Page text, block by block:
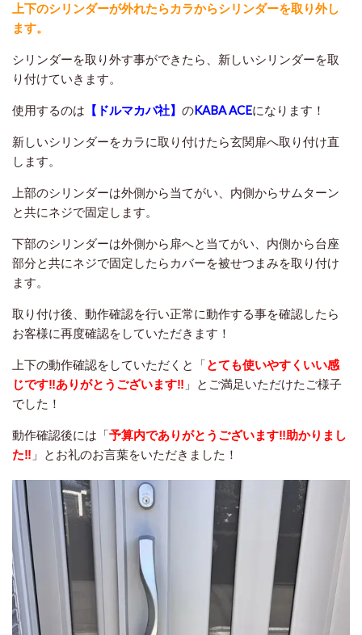
上下のシリンダーが外れたらカラからシリンダーを取り外し
ます。
シリンダーを取り外す事ができたら、新しいシリンダーを取
り付けていきます。
使用するのは 【ドルマカバ社】 のKABA ACEになります！
新しいシリンダーをカラに取り付けたら玄関扉へ取り付け直
します。
上部のシリンダーは外側から当てがい、内側からサムターン
と共にネジで固定します。
下部のシリンダーは外側から扉へと当てがい、内側から台座
部分と共にネジで固定したらカバーを被せつまみを取り付け
ます。
取り付け後、動作確認を行い正常に動作する事を確認したら
お客様に再度確認をしていただきます！
上下の動作確認をしていただくと「とても使いやすくいい感
じです‼︎ありがとうございます‼︎ 」とご満足いただけたご様子
でした！
動作確認後には「予算内でありがとうございます‼︎助かりまし
た‼︎ 」とお礼のお言葉をいただきました！